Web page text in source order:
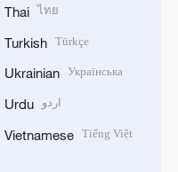
Thai ไทย
Turkish Türkçe
Ukrainian Українська
Urdu اردو
Vietnamese Tiếng Việt